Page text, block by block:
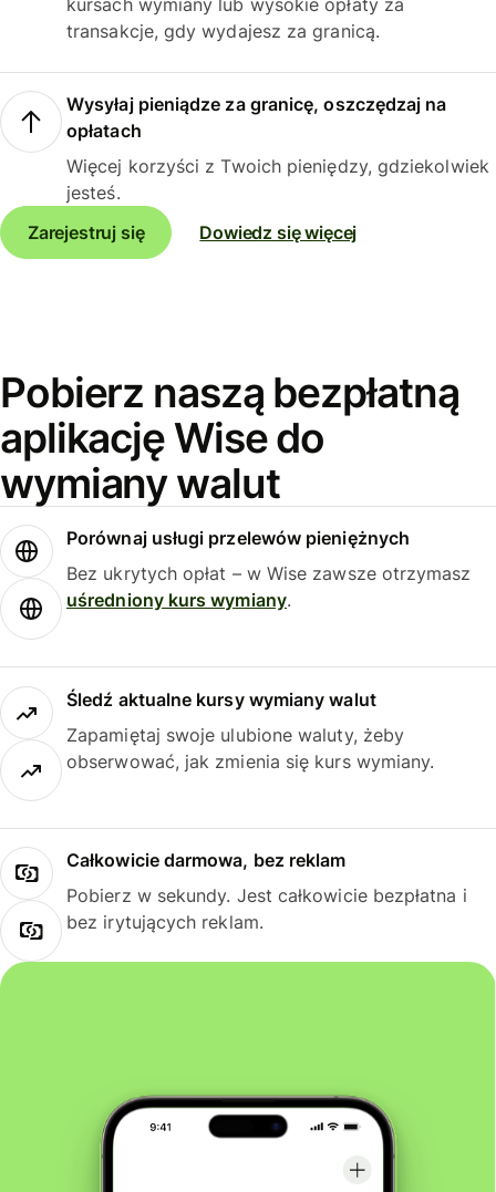
kursach wymiany lub wysokie opłaty za
transakcje, gdy wydajesz za granicą.
Wysyłaj pieniądze za granicę, oszczędzaj na
opłatach
Więcej korzyści z Twoich pieniędzy, gdziekolwiek
jesteś.
Zarejestruj się
Dowiedz się więcej
Pobierz naszą bezpłatną
aplikację Wise do
wymiany walut
Porównaj usługi przelewów pieniężnych
Bez ukrytych opłat – w Wise zawsze otrzymasz
uśredniony kurs wymiany.
Śledź aktualne kursy wymiany walut
Zapamiętaj swoje ulubione waluty, żeby
obserwować, jak zmienia się kurs wymiany.
Całkowicie darmowa, bez reklam
Pobierz w sekundy. Jest całkowicie bezpłatna i
bez irytujących reklam.